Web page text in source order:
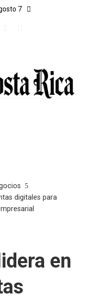
7
digitales para
en